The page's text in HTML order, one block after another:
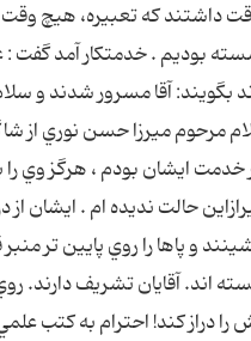
داشتند که تعبيره، هيچ
بوديم . خدمتکار آمد گفت :
آقا مسرور شدند و
مرحوم ميرزا حسن نوري از
ايشان بودم ، هرگز وي را
حالت نديده ام . ايشان از
و پاها را روي پايين تر منبر
اند. آقايان تشريف
دراز کند! احترام به کتب